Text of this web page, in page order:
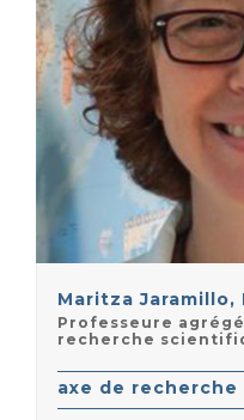
Maritza Jaramillo,
Professeure
recherche
axe de recherche